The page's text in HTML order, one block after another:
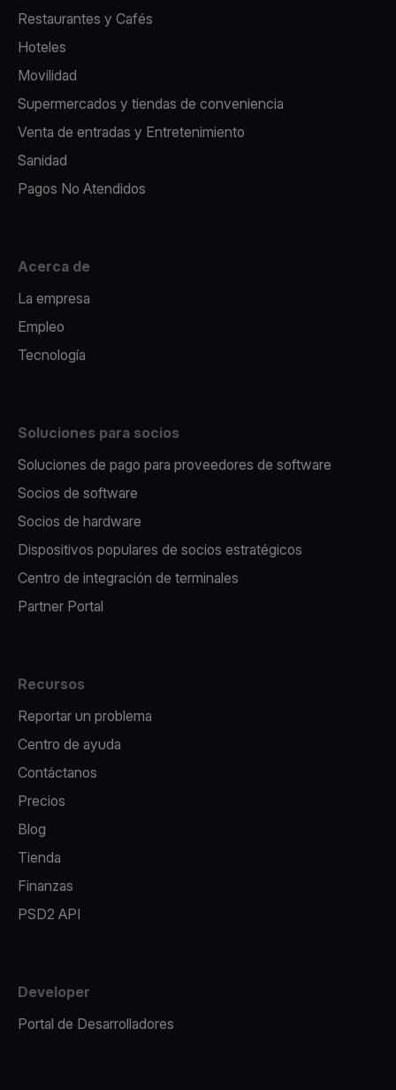
Restaurantes y Cafés
Hoteles
Movilidad
Supermercados y tiendas de conveniencia
Venta de entradas y Entretenimiento
Sanidad
Pagos No Atendidos
Acerca de
La empresa
Empleo
Tecnología
Soluciones para socios
Soluciones de pago para proveedores de software
Socios de software
Socios de hardware
Dispositivos populares de socios estratégicos
Centro de integración de terminales
Partner Portal
Recursos
Reportar un problema
Centro de ayuda
Contáctanos
Precios
Blog
Tienda
Finanzas
PSD2 API
Developer
Portal de Desarrolladores